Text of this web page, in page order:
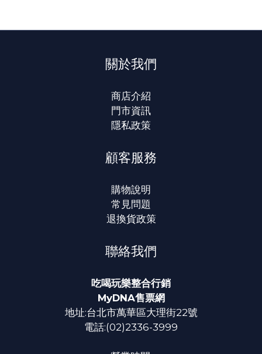
關於我們
商店介紹
門市資訊
隱私政策
顧客服務
購物說明
常見問題
退換貨政策
聯絡我們
吃喝玩樂整合行銷
MyDNA售票網
地址:台北市萬華區大理街22號
電話:(02)2336-3999